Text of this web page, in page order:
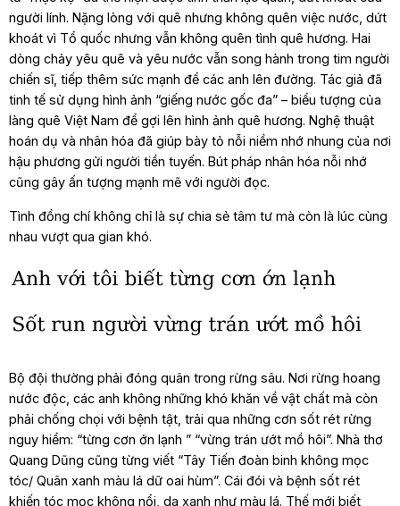
người lính. Nặng lòng với quê nhưng không quên việc nước, dứt
khoát vì Tổ quốc nhưng vẫn không quên tình quê hương. Hai
dòng chảy yêu quê và yêu nước vẫn song hành trong tim người
chiến sĩ, tiếp thêm sức mạnh để các anh lên đường. Tác giả đã
tinh tế sử dụng hình ảnh “giếng nước gốc đa” – biểu tượng của
làng quê Việt Nam để gợi lên hình ảnh quê hương. Nghệ thuật
hoán dụ và nhân hóa đã giúp bày tỏ nỗi niềm nhớ nhung của nơi
hậu phương gửi người tiền tuyến. Bút pháp nhân hóa nỗi nhớ
cũng gây ấn tượng mạnh mẽ với người đọc.
Tình đồng chí không chỉ là sự chia sẻ tâm tư mà còn là lúc cùng
nhau vượt qua gian khó.
Bộ đội thường phải đóng quân trong rừng sâu. Nơi rừng hoang
nước độc, các anh không những khó khăn về vật chất mà còn
phải chống chọi với bệnh tật, trải qua những cơn sốt rét rừng
nguy hiểm: “từng cơn ớn lạnh ” “vừng trán ướt mồ hôi”. Nhà thơ
Quang Dũng cũng từng viết “Tây Tiến đoàn binh không mọc
tóc/ Quân xanh màu lá dữ oai hùm”. Cái đói và bệnh sốt rét
khiến tóc mọc không nổi, da xanh như màu lá. Thế mới biết